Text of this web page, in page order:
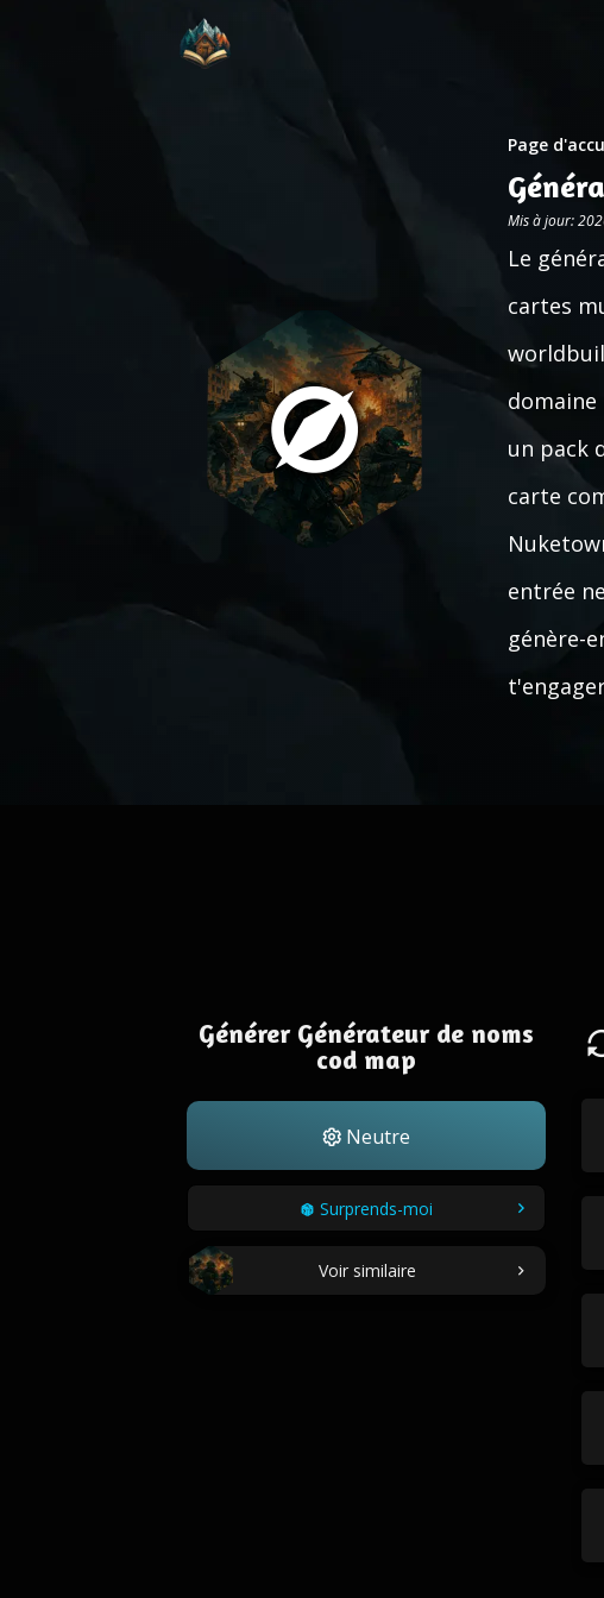
Page
Mis à jour:
Le
cartes
un pack
carte
entrée
génère-
Générer Générateur de noms
cod map
Neutre
Surprends-moi
Voir similaire